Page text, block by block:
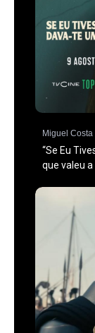
Miguel Costa
“Se Eu
que valeu a